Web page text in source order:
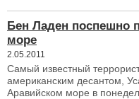
Бен Ладен поспешно
море
2.05.2011
Самый известный
американским десантом,
Аравийском море в